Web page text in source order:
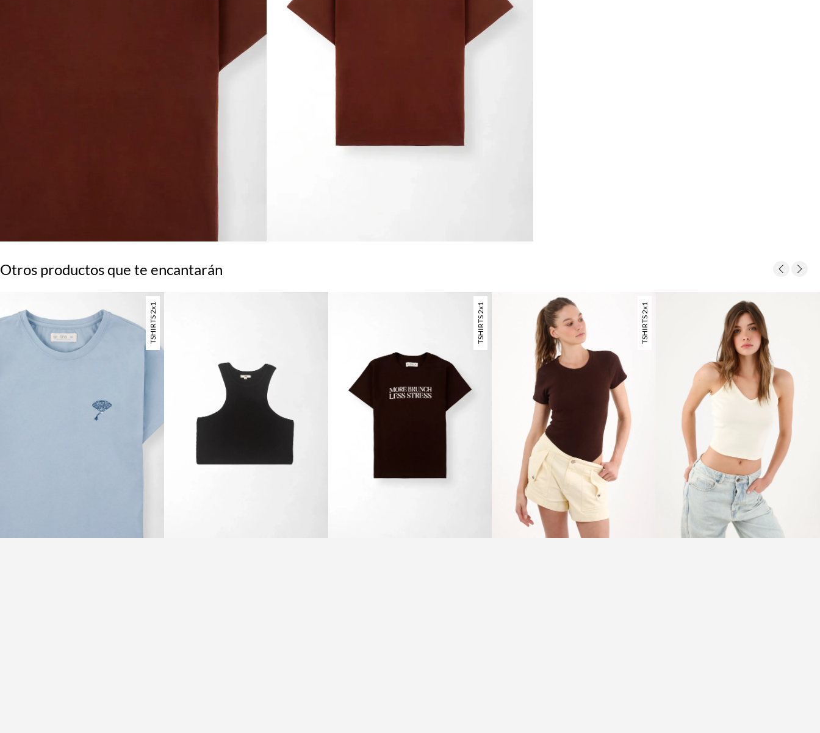
Otros productos que te encantarán
TSHIRTS 2x1 TSHIRTS 2x1 TSHIRTS 2x1